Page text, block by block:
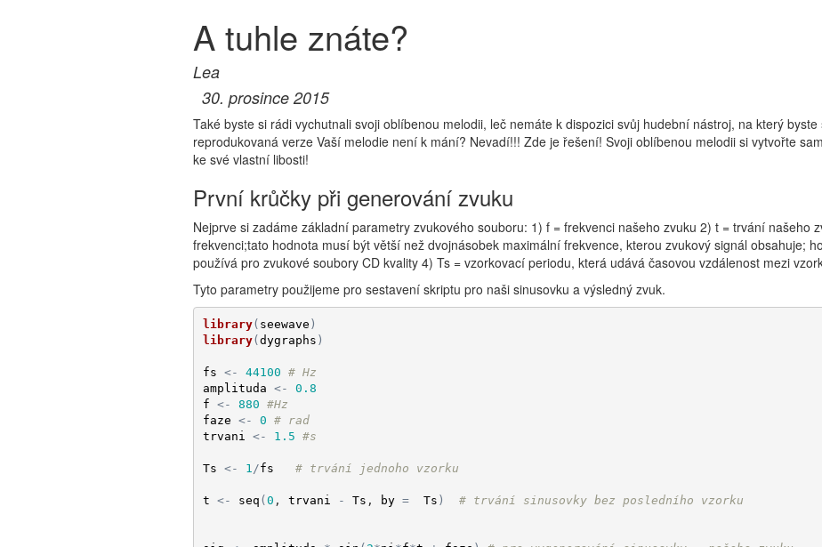
A tuhle znáte?
Lea
prosince 2015
Také byste si rádi vychutnali svoji oblíbenou melodii, leč nemáte k dispozici svůj hudební nástroj, na který
reprodukovaná verze Vaší melodie není k mání? Nevadí!!! Zde je řešení! Svoji oblíbenou melodii si vytvořte
ke své vlastní libosti!
První krůčky při generování zvuku
Nejprve si zadáme základní parametry zvukového souboru: 1) f = frekvenci našeho zvuku 2) t = trvání našeho
frekvenci;tato hodnota musí být větší než dvojnásobek maximální frekvence, kterou zvukový signál obsahuje;
používá pro zvukové soubory CD kvality 4) Ts = vzorkovací periodu, která udává časovou vzdálenost mezi
Tyto parametry použijeme pro sestavení skriptu pro naši sinusovku a výsledný zvuk.
library( seewave )
library(dygraphs )
fs <- 44100 # Hz
amplituda <-
0.8
f <- 880 #Hz
faze <- 0 # rad
trvani
<- 1.5 #s
Ts <- 1 /fs # trvání jednoho vzorku
t <- seq (0 , trvani - Ts , by = Ts ) # trvání sinusovky bez posledního vzorku